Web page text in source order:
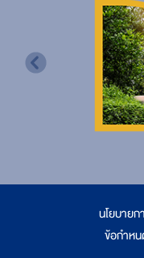
นโยบาย
ข้อกำหน